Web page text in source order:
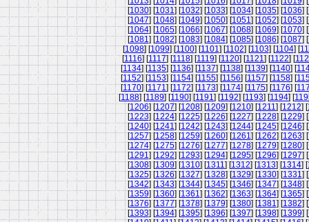
[1030] [1031] [1032] [1033] [1034] [1035] [1036] [
[1047] [1048] [1049] [1050] [1051] [1052] [1053] [
[1064] [1065] [1066] [1067] [1068] [1069] [1070] [
[1081] [1082] [1083] [1084] [1085] [1086] [1087] [
[1098] [1099] [1100] [1101] [1102] [1103] [1104] [
[1116] [1117] [1118] [1119] [1120] [1121] [1122] [
[1134] [1135] [1136] [1137] [1138] [1139] [1140] [
[1152] [1153] [1154] [1155] [1156] [1157] [1158] [
[1170] [1171] [1172] [1173] [1174] [1175] [1176] [
[1188] [1189] [1190] [1191] [1192] [1193] [1194] [
[1206] [1207] [1208] [1209] [1210] [1211] [1212] [
[1223] [1224] [1225] [1226] [1227] [1228] [1229] [
[1240] [1241] [1242] [1243] [1244] [1245] [1246] [
[1257] [1258] [1259] [1260] [1261] [1262] [1263] [
[1274] [1275] [1276] [1277] [1278] [1279] [1280] [
[1291] [1292] [1293] [1294] [1295] [1296] [1297] [
[1308] [1309] [1310] [1311] [1312] [1313] [1314] [
[1325] [1326] [1327] [1328] [1329] [1330] [1331] [
[1342] [1343] [1344] [1345] [1346] [1347] [1348] [
[1359] [1360] [1361] [1362] [1363] [1364] [1365] [
[1376] [1377] [1378] [1379] [1380] [1381] [1382] [
[1393] [1394] [1395] [1396] [1397] [1398] [1399] [